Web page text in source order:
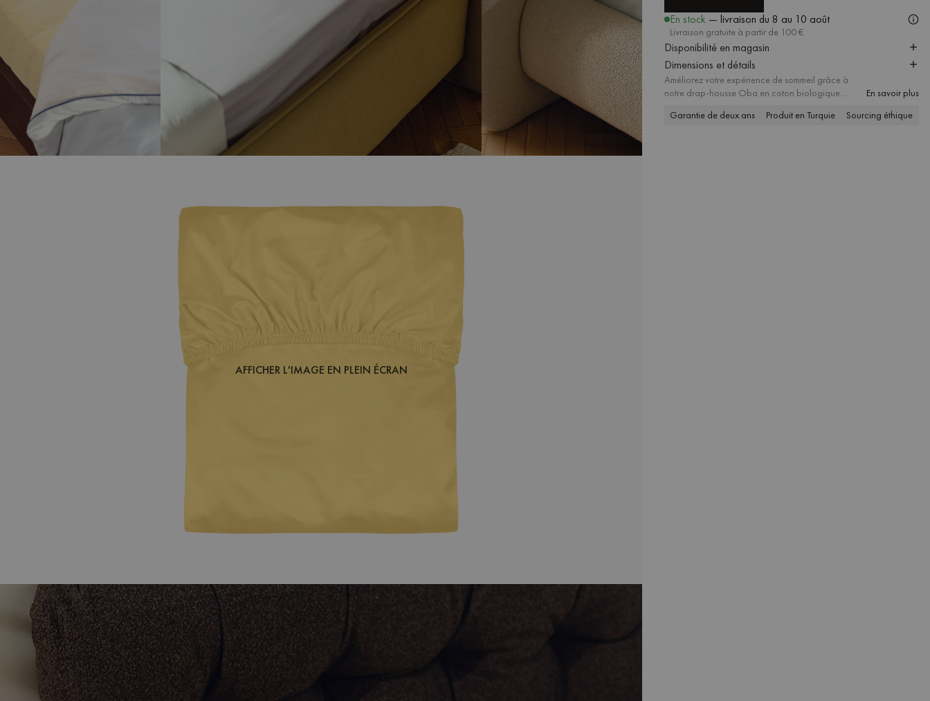
AFFICHER L'IMAGE EN PLEIN ÉCRAN
En stock — livraison du 8 au 10 août
Livraison gratuite à partir de 100 €
Disponibilité en magasin
Dimensions et détails
Améliorez votre expérience de sommeil grâce à
notre drap-housse Oba en coton biologique
commodité et de confort, la base idéale pour une
En savoir plus
Garantie de deux ans
Produit en Turquie Sourcing éthique